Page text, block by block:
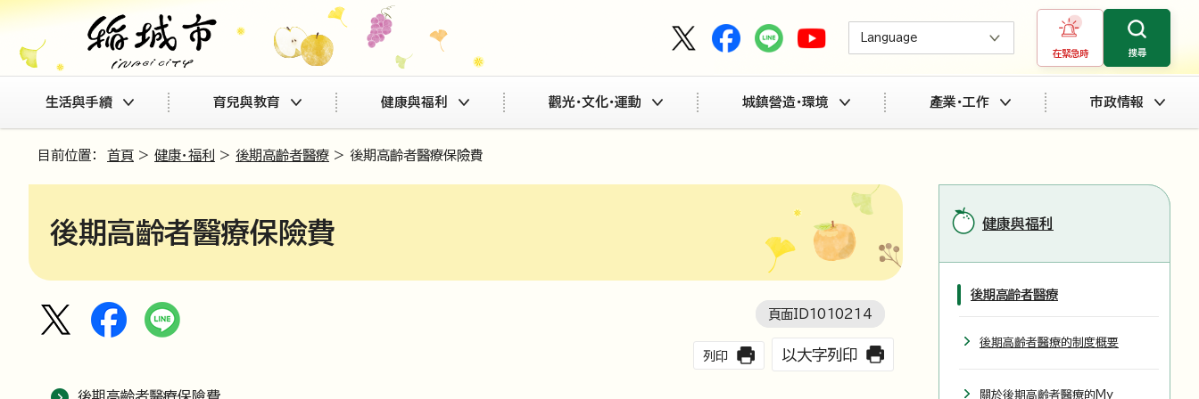
Language
在緊急時 搜尋
生活與手續 育兒與教育 健康與福利 觀光・文化・運動 城鎮營造・環境 產業・工作 市政情報
目前位置： 首頁 > 健康・福利 > 後期高齡者醫療 > 後期高齡者醫療保險費
後期高齡者醫療保險費
頁面ID1010214
列印 以大字列印
健康與福利
後期高齡者醫療
後期高齡者醫療的制度概要
關於後期高齡者醫療的My